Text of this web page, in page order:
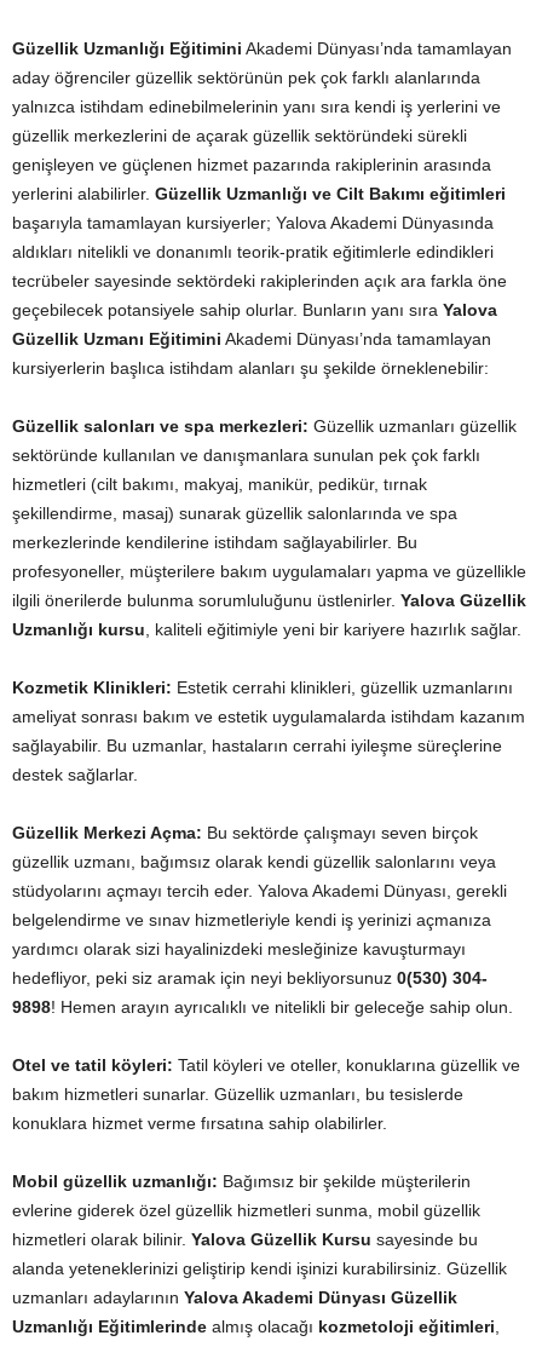
Güzellik Uzmanlığı Eğitimini Akademi Dünyası’nda tamamlayan
aday öğrenciler güzellik sektörünün pek çok farklı alanlarında
yalnızca istihdam edinebilmelerinin yanı sıra kendi iş yerlerini ve
güzellik merkezlerini de açarak güzellik sektöründeki sürekli
genişleyen ve güçlenen hizmet pazarında rakiplerinin arasında
yerlerini alabilirler. Güzellik Uzmanlığı ve Cilt Bakımı eğitimleri
başarıyla tamamlayan kursiyerler; Yalova Akademi Dünyasında
aldıkları nitelikli ve donanımlı teorik-pratik eğitimlerle edindikleri
tecrübeler sayesinde sektördeki rakiplerinden açık ara farkla öne
geçebilecek potansiyele sahip olurlar. Bunların yanı sıra Yalova
Güzellik Uzmanı Eğitimini Akademi Dünyası’nda tamamlayan
kursiyerlerin başlıca istihdam alanları şu şekilde örneklenebilir:
Güzellik salonları ve spa merkezleri: Güzellik uzmanları güzellik
sektöründe kullanılan ve danışmanlara sunulan pek çok farklı
hizmetleri (cilt bakımı, makyaj, manikür, pedikür, tırnak
şekillendirme, masaj) sunarak güzellik salonlarında ve spa
merkezlerinde kendilerine istihdam sağlayabilirler. Bu
profesyoneller, müşterilere bakım uygulamaları yapma ve güzellikle
ilgili önerilerde bulunma sorumluluğunu üstlenirler. Yalova Güzellik
Uzmanlığı kursu, kaliteli eğitimiyle yeni bir kariyere hazırlık sağlar.
Kozmetik Klinikleri: Estetik cerrahi klinikleri, güzellik uzmanlarını
ameliyat sonrası bakım ve estetik uygulamalarda istihdam kazanım
sağlayabilir. Bu uzmanlar, hastaların cerrahi iyileşme süreçlerine
destek sağlarlar.
Güzellik Merkezi Açma: Bu sektörde çalışmayı seven birçok
güzellik uzmanı, bağımsız olarak kendi güzellik salonlarını veya
stüdyolarını açmayı tercih eder. Yalova Akademi Dünyası, gerekli
belgelendirme ve sınav hizmetleriyle kendi iş yerinizi açmanıza
yardımcı olarak sizi hayalinizdeki mesleğinize kavuşturmayı
hedefliyor, peki siz aramak için neyi bekliyorsunuz 0(530) 304-
9898! Hemen arayın ayrıcalıklı ve nitelikli bir geleceğe sahip olun.
Otel ve tatil köyleri: Tatil köyleri ve oteller, konuklarına güzellik ve
bakım hizmetleri sunarlar. Güzellik uzmanları, bu tesislerde
konuklara hizmet verme fırsatına sahip olabilirler.
Mobil güzellik uzmanlığı: Bağımsız bir şekilde müşterilerin
evlerine giderek özel güzellik hizmetleri sunma, mobil güzellik
hizmetleri olarak bilinir. Yalova Güzellik Kursu sayesinde bu
alanda yeteneklerinizi geliştirip kendi işinizi kurabilirsiniz. Güzellik
uzmanları adaylarının Yalova Akademi Dünyası Güzellik
Uzmanlığı Eğitimlerinde almış olacağı kozmetoloji eğitimleri,